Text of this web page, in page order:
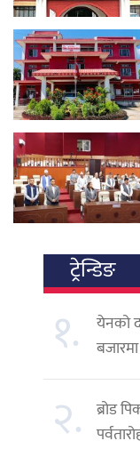
ट्रेन्डिङ
१.
येनको
२. ब्रोड